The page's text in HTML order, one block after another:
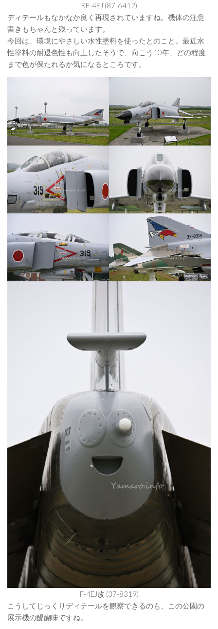
RF-4EJ (87-6412)
ディテールもなかなか良く再現されていますね。機体の注意
書きもちゃんと残っています。
今回は、環境にやさしい水性塗料を使ったとのこと。最近水
性塗料の耐退色性も向上したそうで、向こう10年、どの程度
まで色が保たれるか気になるところです。
F-4EJ改 (37-8319)
こうしてじっくりディテールを観察できるのも、この公園の
展示機の醍醐味ですね。